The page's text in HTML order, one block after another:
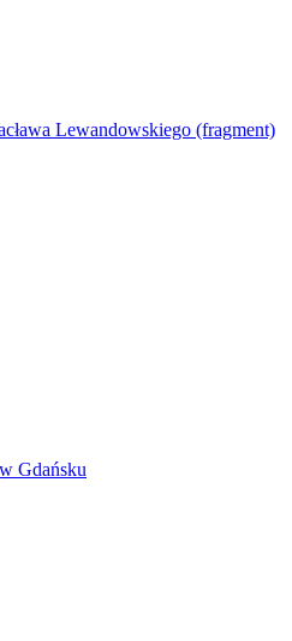
Lewandowskiego (fragment)
Gdańsku